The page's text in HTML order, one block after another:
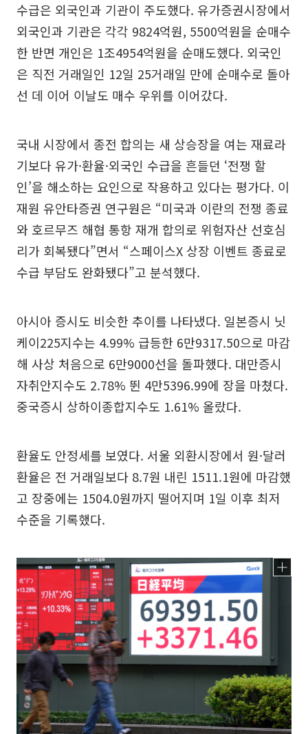
수급은 외국인과 기관이 주도했다. 유가증권시장에서
외국인과 기관은 각각 9824억원, 5500억원을 순매수
한 반면 개인은 1조4954억원을 순매도했다. 외국인
은 직전 거래일인 12일 25거래일 만에 순매수로 돌아
선 데 이어 이날도 매수 우위를 이어갔다.
국내 시장에서 종전 합의는 새 상승장을 여는 재료라
기보다 유가·환율·외국인 수급을 흔들던 ‘전쟁 할
인’을 해소하는 요인으로 작용하고 있다는 평가다. 이
재원 유안타증권 연구원은 “미국과 이란의 전쟁 종료
와 호르무즈 해협 통항 재개 합의로 위험자산 선호심
리가 회복됐다”면서 “스페이스X 상장 이벤트 종료로
수급 부담도 완화됐다”고 분석했다.
아시아 증시도 비슷한 추이를 나타냈다. 일본증시 닛
케이225지수는 4.99% 급등한 6만9317.50으로 마감
해 사상 처음으로 6만9000선을 돌파했다. 대만증시
자취안지수도 2.78% 뛴 4만5396.99에 장을 마쳤다.
중국증시 상하이종합지수도 1.61% 올랐다.
환율도 안정세를 보였다. 서울 외환시장에서 원·달러
환율은 전 거래일보다 8.7원 내린 1511.1원에 마감했
고 장중에는 1504.0원까지 떨어지며 1일 이후 최저
수준을 기록했다.